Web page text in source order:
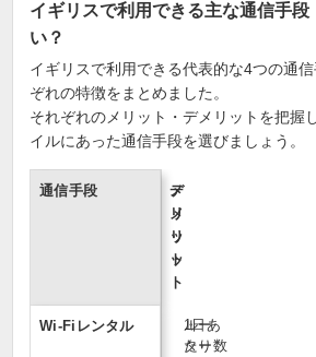
イギリスで利用できる主な通信手段
い？
イギリスで利用できる代表的な4つの通
ぞれの特徴をまとめました。
それぞれのメリット・デメリットを把握
イルにあった通信手段を選びましょう。
通信手段
メ
リ
ッ
ト
デ
メ
リ
ッ
ト
Wi‑Fiレンタル
1日あ
たり数
ルー
ター